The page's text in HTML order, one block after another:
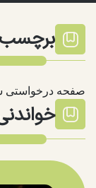
صفحه درخواستی